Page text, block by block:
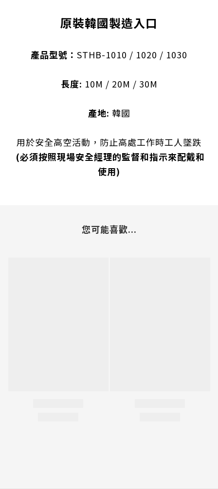
原裝韓國製造入口
產品型號： STHB-1010 / 1020 / 1030
長度: 10M / 20M / 30M
產地: 韓國
用於安全高空活動，防止高處工作時工人墜跌
(必須按照現場安全經理的監督和指示來配戴和
使用)
您可能喜歡...